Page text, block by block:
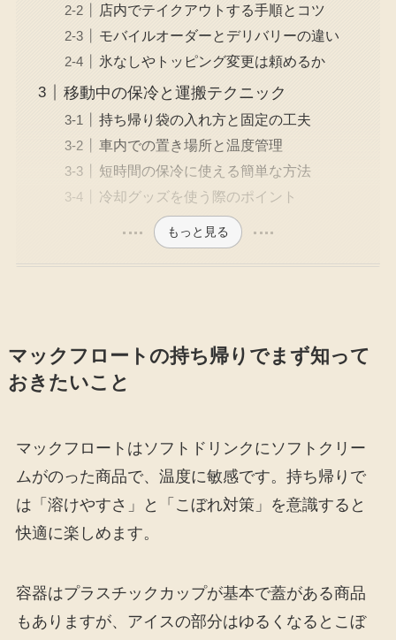
店内でテイクアウトする手順とコツ
モバイルオーダーとデリバリーの違い
氷なしやトッピング変更は頼めるか
移動中の保冷と運搬テクニック
持ち帰り袋の入れ方と固定の工夫
車内での置き場所と温度管理
短時間の保冷に使える簡単な方法
冷却グッズを使う際のポイント
もっと見る
マックフロートの持ち帰りでまず知って
おきたいこと
マックフロートはソフトドリンクにソフトクリー
ムがのった商品で、温度に敏感です。持ち帰りで
は「溶けやすさ」と「こぼれ対策」を意識すると
快適に楽しめます。
容器はプラスチックカップが基本で蓋がある商品
もありますが、アイスの部分はゆるくなるとこぼ